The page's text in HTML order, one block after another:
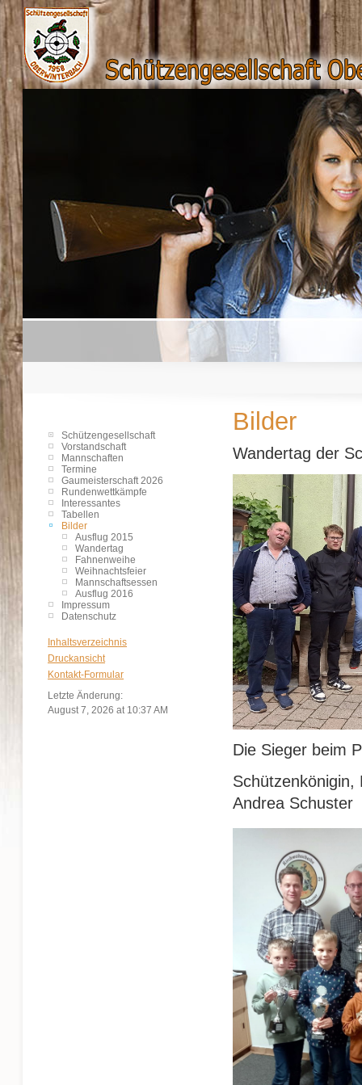
Schützengesellschaft
Vorstandschaft
Mannschaften
Termine
Gaumeisterschaft 2026
Rundenwettkämpfe
Interessantes
Tabellen
Bilder
Ausflug 2015
Wandertag
Fahnenweihe
Weihnachtsfeier
Mannschaftsessen
Ausflug 2016
Impressum
Datenschutz
Inhaltsverzeichnis
Druckansicht
Kontakt-Formular
Letzte Änderung:
August 7, 2026 at 10:37 AM
Bilder
Wandertag der
Die Sieger beim
Schützenkönigin,
Andrea Schuster